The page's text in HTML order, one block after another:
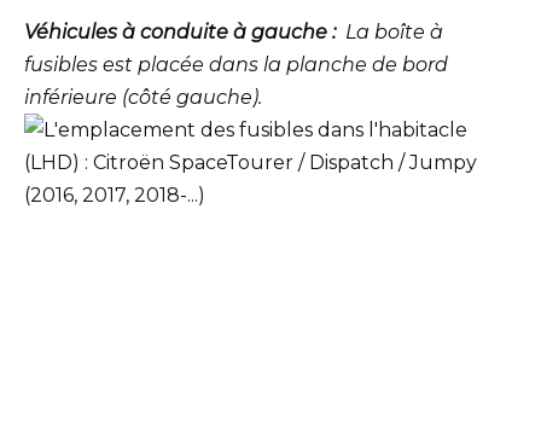
Véhicules à conduite à gauche : La boîte à
fusibles est placée dans la planche de bord
inférieure (côté gauche).